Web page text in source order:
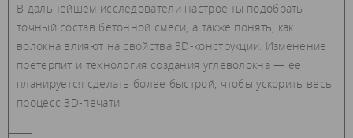
В дальнейшем исследователи настроены подобрать
точный состав бетонной смеси, а также понять, как
волокна влияют на свойства 3D-конструкции. Изменение
претерпит и технология создания углеволокна — ее
планируется сделать более быстрой, чтобы ускорить весь
процесс 3D-печати.